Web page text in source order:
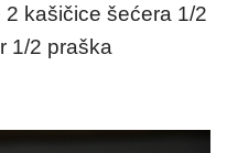
kašičice šećera 1/2
1/2 praška